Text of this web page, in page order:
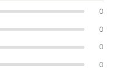
0
0
0
0